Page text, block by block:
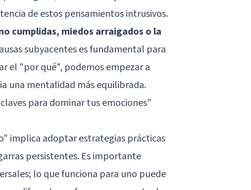
de estos pensamientos intrusivos.
cumplidas, miedos arraigados o la
subyacentes es fundamental para
el "por qué", podemos empezar a
una mentalidad más equilibrada.
para dominar tus emociones"
implica adoptar estrategias prácticas
persistentes. Es importante
lo que funciona para uno puede